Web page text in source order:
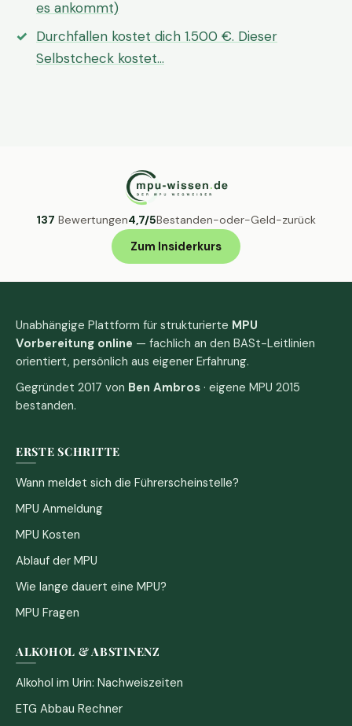
es ankommt)
Durchfallen kostet dich 1.500 €. Dieser
Selbstcheck kostet…
137 Bewertungen4,7/5Bestanden-oder-Geld-zurück
Zum Insiderkurs
Unabhängige Plattform für strukturierte MPU
Vorbereitung online — fachlich an den BASt-Leitlinien
orientiert, persönlich aus eigener Erfahrung.
Gegründet 2017 von Ben Ambros · eigene MPU 2015
bestanden.
ERSTE SCHRITTE
Wann meldet sich die Führerscheinstelle?
MPU Anmeldung
MPU Kosten
Ablauf der MPU
Wie lange dauert eine MPU?
MPU Fragen
ALKOHOL & ABSTINENZ
Alkohol im Urin: Nachweiszeiten
ETG Abbau Rechner